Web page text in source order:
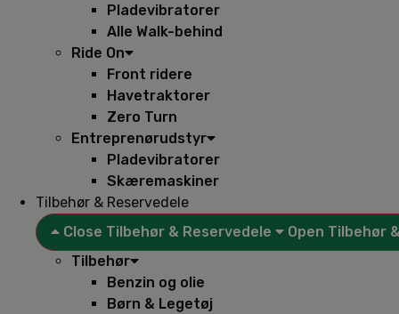
Pladevibratorer
Alle Walk-behind
Ride On
Front ridere
Havetraktorer
Zero Turn
Entreprenørudstyr
Pladevibratorer
Skæremaskiner
Tilbehør & Reservedele
Close Tilbehør & Reservedele
Open Tilbehør
Tilbehør
Benzin og olie
Børn & Legetøj